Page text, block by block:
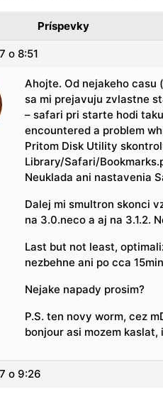
Príspevky
o 8:51
Ahojte. Od nejakeho casu
sa mi prejavuju zvlastne
– safari pri starte hodi
encountered a problem
Pritom Disk Utility
Library/Safari/
Neuklada ani nastavenia
Dalej mi smultron skonci
na 3.0.neco a aj na 3.1.2.
Last but not least,
nezbehne ani po cca
Nejake napady prosim?
P.S. ten novy worm, cez
bonjour asi mozem
o 9:26